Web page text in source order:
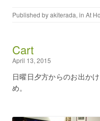
Published byakiterada, in At
Cart
April 13, 2015
日曜日夕方からのお出か
め。